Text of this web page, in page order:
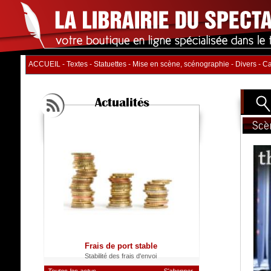
ACCUEIL - Textes - Statuettes - Mise en scène, scénographie - Divers -
Actualités
Frais de port stable
Stabilité des frais d'envoi
Titre
Auteur
Nb.